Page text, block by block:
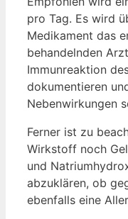
pro Tag. Es wird
Medikament das
behandelnden
Immunreaktion
dokumentieren
Nebenwirkungen
Ferner ist zu
Wirkstoff noch
und
abzuklären, ob
ebenfalls eine